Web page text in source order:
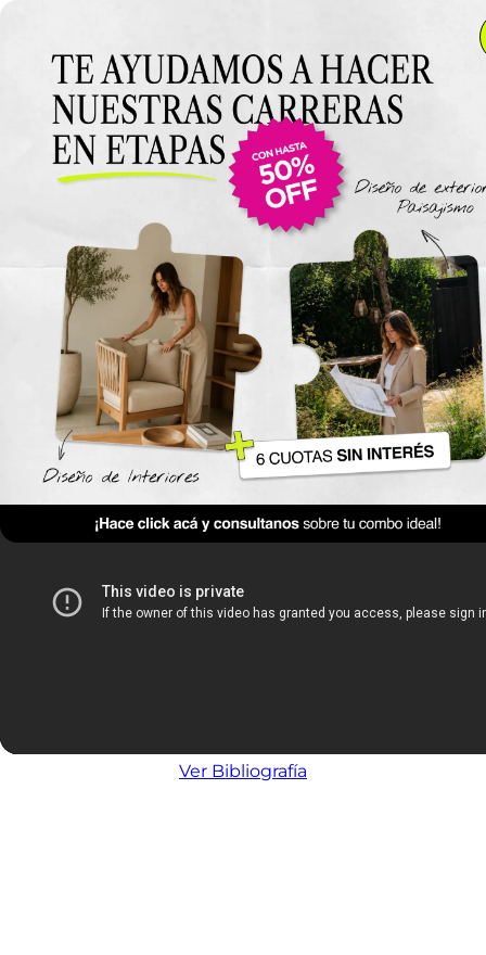
Anterior Clase
Clase 3
Materiales
Ver Bibliografía